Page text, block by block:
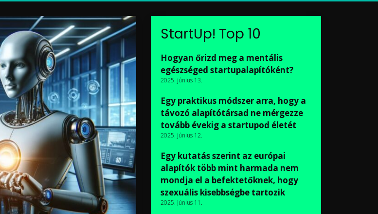
StartUp! Top 10
Hogyan őrizd meg a mentális
egészséged startupalapítóként?
2025. június 13.
Egy praktikus módszer arra, hogy a
távozó alapítótársad ne mérgezze
tovább évekig a startupod életét
2025. június 12.
Egy kutatás szerint az európai
alapítók több mint harmada nem
mondja el a befektetőknek, hogy
szexuális kisebbségbe tartozik
2025. június 11.